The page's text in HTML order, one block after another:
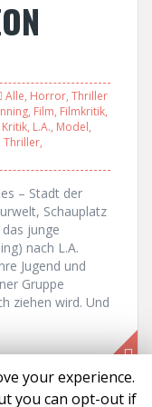
Alle, Horror, Thriller
, Film, Filmkritik,
Kritik, L.A., Model,
Thriller,
– Stadt der
Schauplatz
junge
nach L.A.
Jugend und
Gruppe
ziehen wird. Und
your experience.
you can opt-out if